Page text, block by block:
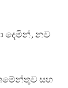
දෙමින්, නව
සහ